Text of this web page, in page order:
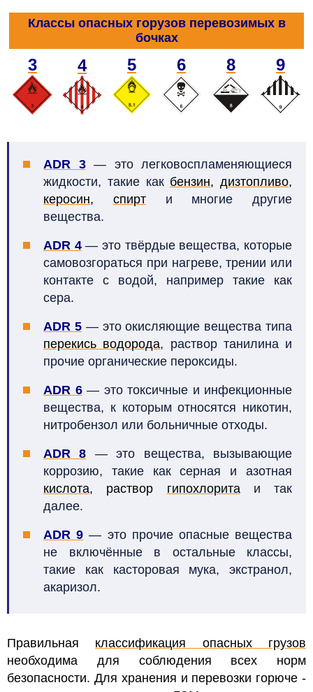
Классы опасных горузов перевозимых в
бочках
3 4 5 6 8 9
ADR 3 — это легковоспламеняющиеся
жидкости, такие как бензин, дизтопливо,
керосин, спирти многие другие
вещества.
ADR 4— это твёрдые вещества, которые
самовозгораться при нагреве, трении или
контакте с водой, например такие как
сера.
ADR 5— это окисляющие вещества типа
перекись водорода, раствор танилина и
прочие органические пероксиды.
ADR 6— это токсичные и инфекционные
вещества, к которым относятся никотин,
нитробензол или больничные отходы.
ADR 8 — это вещества, вызывающие
коррозию, такие как серная и азотная
кислота, раствор гипохлорита
и так
далее.
ADR 9 — это прочие опасные вещества
не включённые в остальные классы,
такие как касторовая мука, экстранол,
акаризол.
Правильная классификация опасных грузов
необходима для соблюдения всех норм
безопасности. Для хранения и перевозки горюче -